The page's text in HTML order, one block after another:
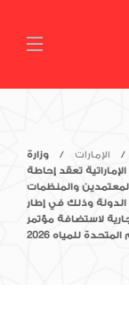
الإمارات
وزارة
الإماراتية تعقد إحاطة
والمنظمات
الدولة وذلك في إطار
لاستضافة مؤتمر
للمياه 2026